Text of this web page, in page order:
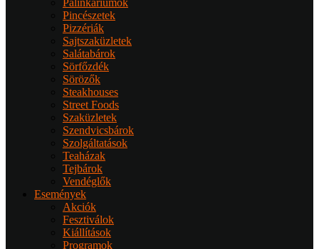
Pálinkáriumok
Pincészetek
Pizzériák
Sajtszaküzletek
Salátabárok
Sörfőzdék
Sörözők
Steakhouses
Street Foods
Szaküzletek
Szendvicsbárok
Szolgáltatások
Teaházak
Tejbárok
Vendéglők
Események
Akciók
Fesztiválok
Kiállítások
Programok